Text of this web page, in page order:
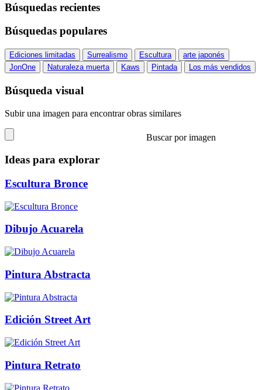
Búsquedas recientes
Búsquedas populares
Ediciones limitadas Surrealismo Escultura
arte japonés
JonOne
Naturaleza muerta Kaws Pintada Los más vendidos
Búsqueda visual
Subir una imagen para encontrar obras similares
Buscar por imagen
Ideas para explorar
Escultura Bronce
Dibujo Acuarela
Pintura Abstracta
Edición Street Art
Pintura Retrato